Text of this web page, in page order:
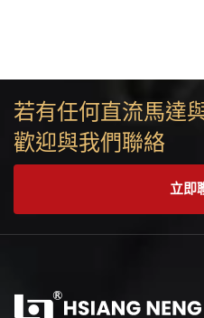
若有任何直流馬達
歡迎與我們聯絡
立即